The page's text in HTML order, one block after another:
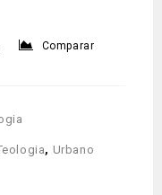
Comparar
, Urbano